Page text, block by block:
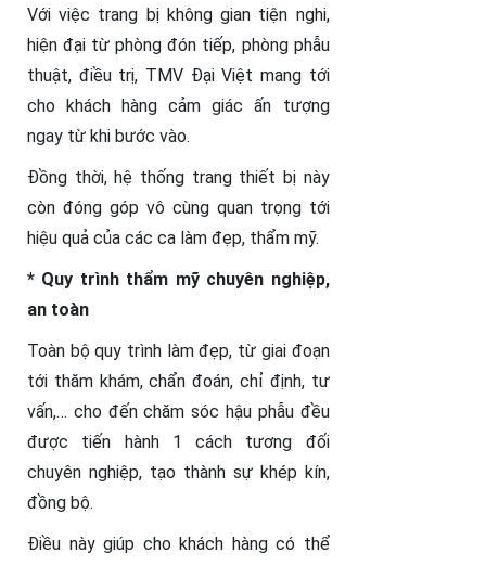
Với việc trang bị không gian tiện nghi,
hiện đại từ phòng đón tiếp, phòng phẫu
thuật, điều trị, TMV Đại Việt mang tới
cho khách hàng cảm giác ấn tượng
ngay từ khi bước vào.
Đồng thời, hệ thống trang thiết bị này
còn đóng góp vô cùng quan trọng tới
hiệu quả của các ca làm đẹp, thẩm mỹ.
* Quy trình thẩm mỹ chuyên nghiệp,
an toàn
Toàn bộ quy trình làm đẹp, từ giai đoạn
tới thăm khám, chẩn đoán, chỉ định, tư
vấn,… cho đến chăm sóc hậu phẫu đều
được tiến hành 1 cách tương đối
chuyên nghiệp, tạo thành sự khép kín,
đồng bộ.
Điều này giúp cho khách hàng có thể